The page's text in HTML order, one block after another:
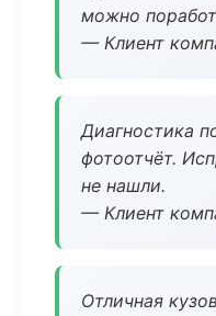
можно
— Клиент
Диагностика
фотоотчёт.
не нашли.
— Клиент
Отличная